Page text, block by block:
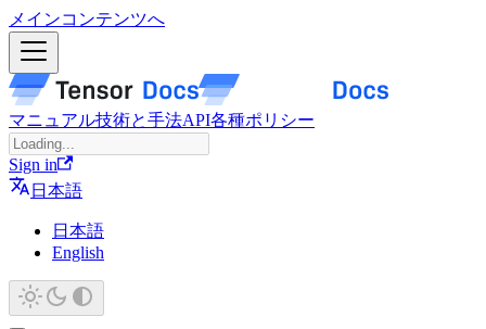
メインコンテンツへ
マニュアル技術と手法API各種ポリシー
Sign in
日本語
日本語
English